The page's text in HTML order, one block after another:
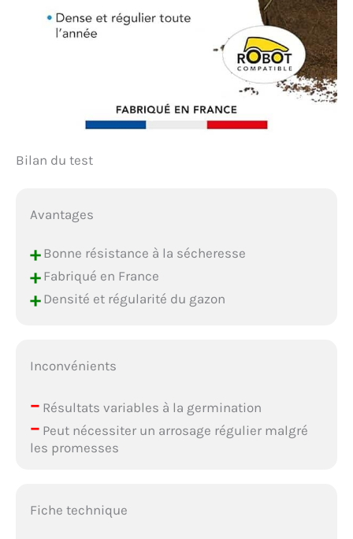
Bilan du test
Avantages
+Bonne résistance à la sécheresse
+Fabriqué en France
+Densité et régularité du gazon
Inconvénients
–Résultats variables à la germination
–Peut nécessiter un arrosage régulier malgré
les promesses
Fiche technique